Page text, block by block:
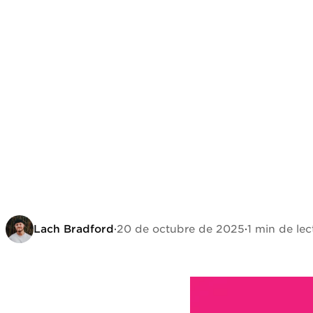
Lach Bradford·20 de octubre de 2025·1 min de